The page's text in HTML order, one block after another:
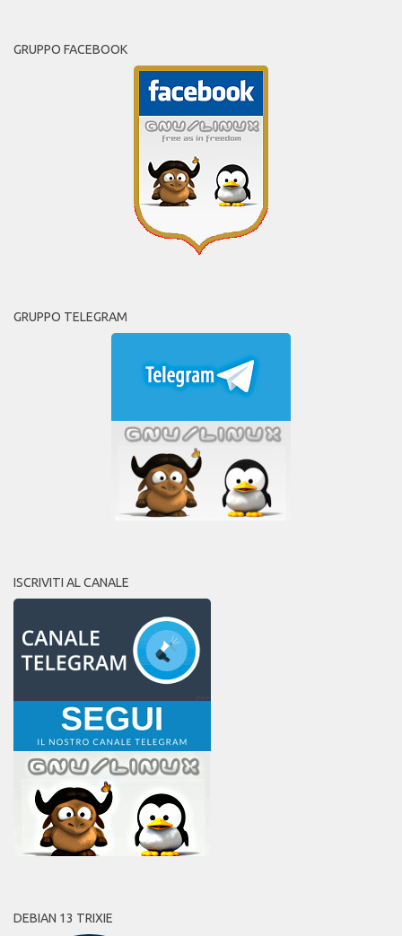
GRUPPO FACEBOOK
GRUPPO TELEGRAM
ISCRIVITI AL CANALE
DEBIAN 13 TRIXIE